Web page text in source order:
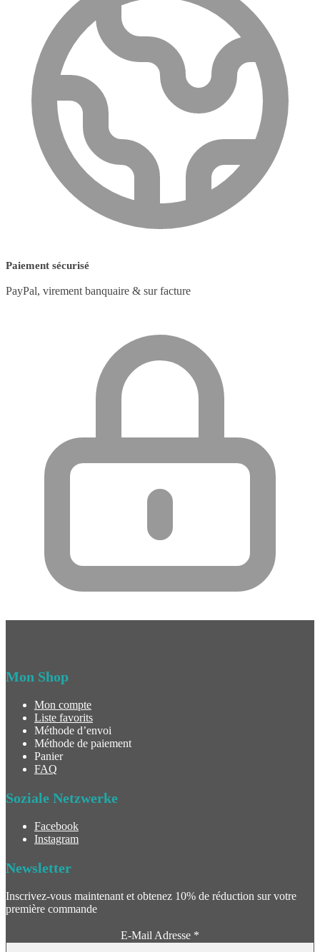
Paiement sécurisé
PayPal, virement banquaire & sur facture
Mon Shop
Mon compte
Liste favorits
Méthode d’envoi
Méthode de paiement
Panier
FAQ
Soziale Netzwerke
Facebook
Instagram
Newsletter
Inscrivez-vous maintenant et obtenez 10% de réduction sur votre
première commande
E-Mail Adresse *